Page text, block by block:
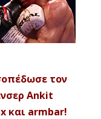
τον
Ankit
και armbar!